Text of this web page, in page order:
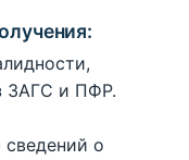
ЗАГС и ПФР.
о